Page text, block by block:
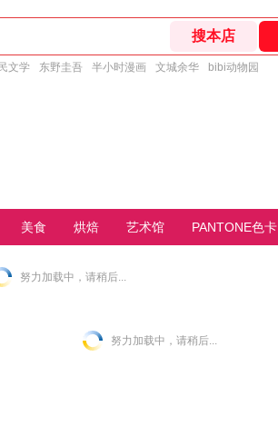
文学 东野圭吾 半小时漫画 文城余华 bibi动物园
美食 烘焙 艺术馆 PANTONE色卡
努力加载中，请稍后...
努力加载中，请稍后...